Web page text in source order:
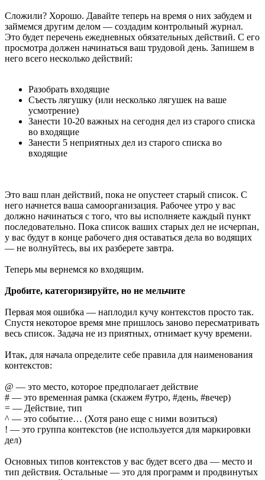
Сложили? Хорошо. Давайте теперь на время о них забудем и
займемся другим делом — создадим контрольный журнал.
Это будет перечень ежедневных обязательных действий. С его
просмотра должен начинаться ваш трудовой день. Запишем в
него всего несколько действий:
Разобрать входящие
Съесть лягушку (или несколько лягушек на ваше
усмотрение)
Занести 10-20 важных на сегодня дел из старого списка
во входящие
Занести 5 неприятных дел из старого списка во
входящие
Это ваш план действий, пока не опустеет старый список. С
него начнется ваша самоорганизация. Рабочее утро у вас
должно начинаться с того, что вы исполняете каждый пункт
последовательно. Пока список ваших старых дел не исчерпан,
у вас будут в конце рабочего дня оставаться дела во водящих
— не волнуйтесь, вы их разберете завтра.
Теперь мы вернемся ко входящим.
Дробите, категоризируйте, но не мельчите
Первая моя ошибка — наплодил кучу контекстов просто так.
Спустя некоторое время мне пришлось заново пересматривать
весь список. Задача не из приятных, отнимает кучу времени.
Итак, для начала определите себе правила для наименования
контекстов:
@ — это место, которое предполагает действие
# — это временная рамка (скажем #утро, #день, #вечер)
= — Действие, тип
^ — это событие… (Хотя рано еще с ними возиться)
! — это группа контекстов (не используется для маркировки
дел)
Основных типов контекстов у вас будет всего два — место и
тип действия. Остальные — это для программ и продвинутых